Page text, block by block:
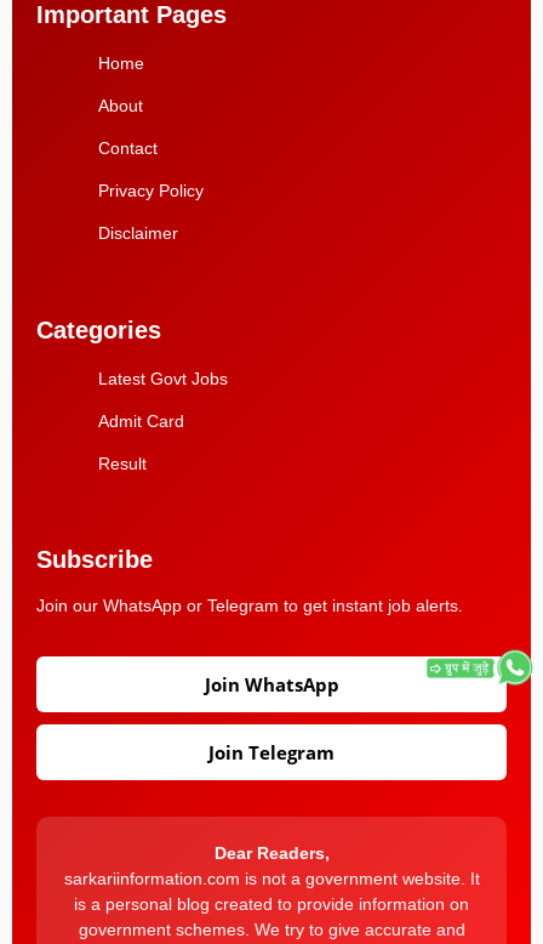
Important Pages
Home
About
Contact
Privacy Policy
Disclaimer
Categories
Latest Govt Jobs
Admit Card
Result
Subscribe
Join our WhatsApp or Telegram to get instant job alerts.
Join WhatsApp
Join Telegram
Dear Readers,
sarkariinformation.com is not a government website. It
is a personal blog created to provide information on
government schemes. We try to give accurate and